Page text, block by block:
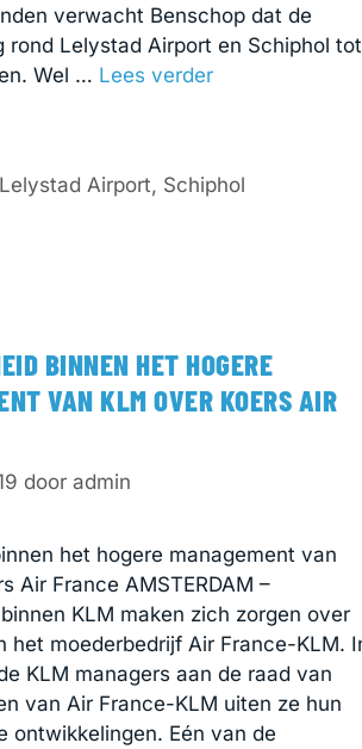
verwacht Benschop dat de
rond Lelystad Airport en Schiphol tot
Wel … Lees verder
Lelystad Airport, Schiphol
BINNEN HET HOGERE
VAN KLM OVER KOERS AIR
door admin
het hogere management van
Air France AMSTERDAM –
KLM maken zich zorgen over
het moederbedrijf Air France-KLM.
KLM managers aan de raad van
van Air France-KLM uiten ze hun
ontwikkelingen. Eén van de